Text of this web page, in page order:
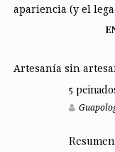
apariencia (y el
Artesanía sin
5